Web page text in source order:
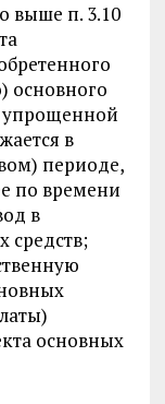
выше п. 3.10
основного
упрощенной
в
периоде,
по времени
в
средств;
основных